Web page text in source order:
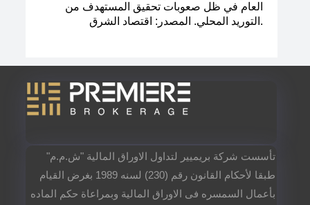
العام في ظل صعوبات تحقيق المستهدف من
التوريد المحلي. المصدر: اقتصاد الشرق.
تأسست شركة بريميير لتداول الاوراق المالية "ش.م.م"
طبقا لأحكام القانون رقم (230) لسنه 1989 بغرض القيام
بأعمال السمسره فى الاوراق المالية وبمراعاة حكم الماده